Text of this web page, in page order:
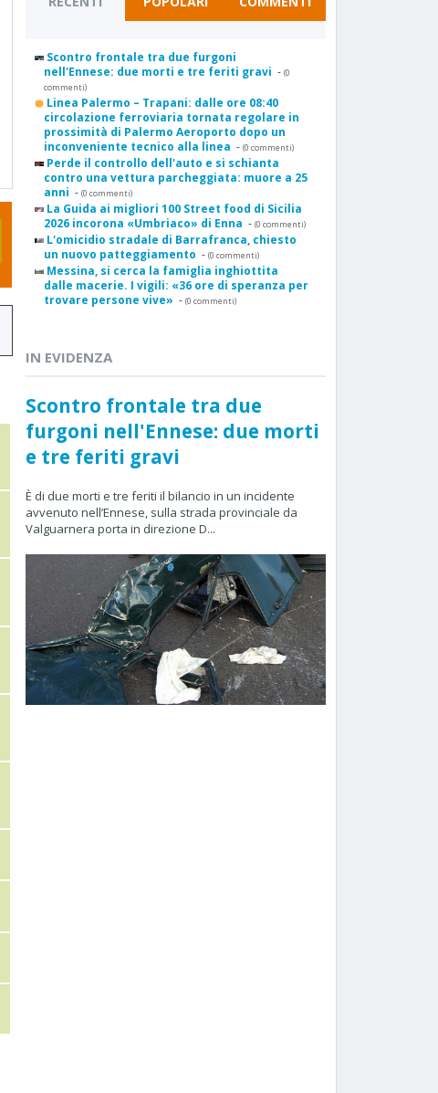
Scontro frontale tra due furgoni
nell'Ennese: due morti e tre feriti gravi - (0
commenti)
Linea Palermo – Trapani: dalle ore 08:40
circolazione ferroviaria tornata regolare in
prossimità di Palermo Aeroporto dopo un
inconveniente tecnico alla linea - (0 commenti)
Perde il controllo dell'auto e si schianta
contro una vettura parcheggiata: muore a 25
anni - (0 commenti)
La Guida ai migliori 100 Street food di Sicilia
2026 incorona «Umbriaco» di Enna - (0 commenti)
L'omicidio stradale di Barrafranca, chiesto
un nuovo patteggiamento - (0 commenti)
Messina, si cerca la famiglia inghiottita
dalle macerie. I vigili: «36 ore di speranza per
trovare persone vive» - (0 commenti)
IN EVIDENZA
Scontro frontale tra due
furgoni nell'Ennese: due morti
e tre feriti gravi
È di due morti e tre feriti il bilancio in un incidente
avvenuto nell’Ennese, sulla strada provinciale da
Valguarnera porta in direzione D...